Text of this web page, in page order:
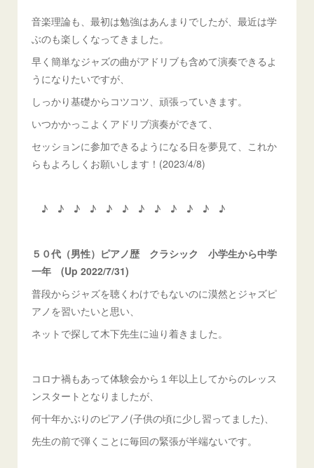
音楽理論も、最初は勉強はあんまりでしたが、最近は学
ぶのも楽しくなってきました。
早く簡単なジャズの曲がアドリブも含めて演奏できるよ
うになりたいですが、
しっかり基礎からコツコツ、頑張っていきます。
いつかかっこよくアドリブ演奏ができて、
セッションに参加できるようになる日を夢見て、これか
らもよろしくお願いします！(2023/4/8)
♪ ♪ ♪ ♪ ♪ ♪ ♪ ♪ ♪ ♪ ♪ ♪
５０代（男性）ピアノ歴 クラシック 小学生から中学
一年(Up 2022/7/31)
普段からジャズを聴くわけでもないのに漠然とジャズピ
アノを習いたいと思い、
ネットで探して木下先生に辿り着きました。
コロナ禍もあって体験会から１年以上してからのレッス
ンスタートとなりましたが、
何十年かぶりのピアノ(子供の頃に少し習ってました)、
先生の前で弾くことに毎回の緊張が半端ないです。